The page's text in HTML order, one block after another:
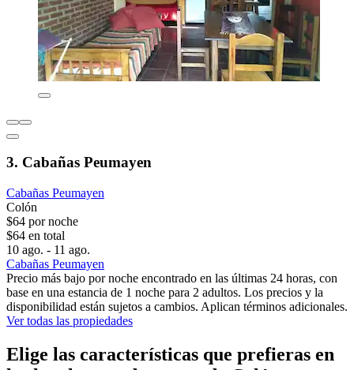
3. Cabañas Peumayen
Cabañas Peumayen
Colón
$64 por noche
$64 en total
10 ago. - 11 ago.
Cabañas Peumayen
Precio más bajo por noche encontrado en las últimas 24 horas, con
base en una estancia de 1 noche para 2 adultos. Los precios y la
disponibilidad están sujetos a cambios. Aplican términos adicionales.
Ver todas las propiedades
Elige las características que prefieras en